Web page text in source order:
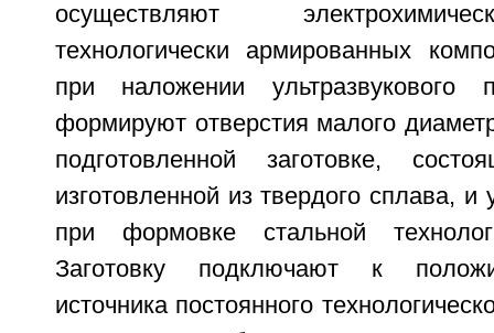
осуществляют
технологически армированных
при наложении ультразвукового
формируют отверстия малого
подготовленной заготовке,
изготовленной из твердого сплава, и
при формовке стальной
Заготовку подключают к
источника постоянного